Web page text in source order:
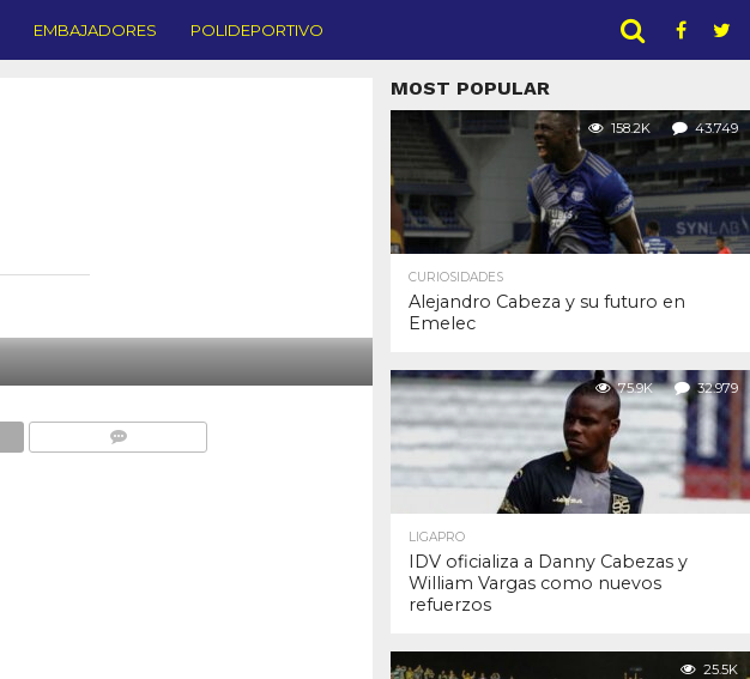
EMBAJADORES POLIDEPORTIVO
MOST POPULAR
158.2K 43.749
CURIOSIDADES
Alejandro Cabeza y su futuro en
Emelec
75.9K 32.979
LIGAPRO
IDV oficializa a Danny Cabezas y
William Vargas como nuevos
refuerzos
25.5K